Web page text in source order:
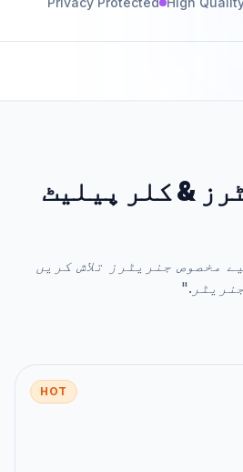
&کلر پیلیٹ
مخصوص جنریٹرز تلاش کریں
."
HOT